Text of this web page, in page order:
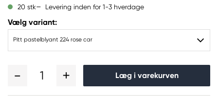
20 stk Levering inden for 1-3 hverdage
Vælg variant:
Pitt pastelblyant 224 rose car
1 Læg i varekurven